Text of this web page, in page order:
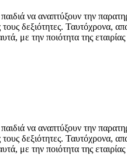
παιδιά να αναπτύξουν την
τους δεξιότητες.
με την ποιότητα της
παιδιά να αναπτύξουν την
τους δεξιότητες.
με την ποιότητα της